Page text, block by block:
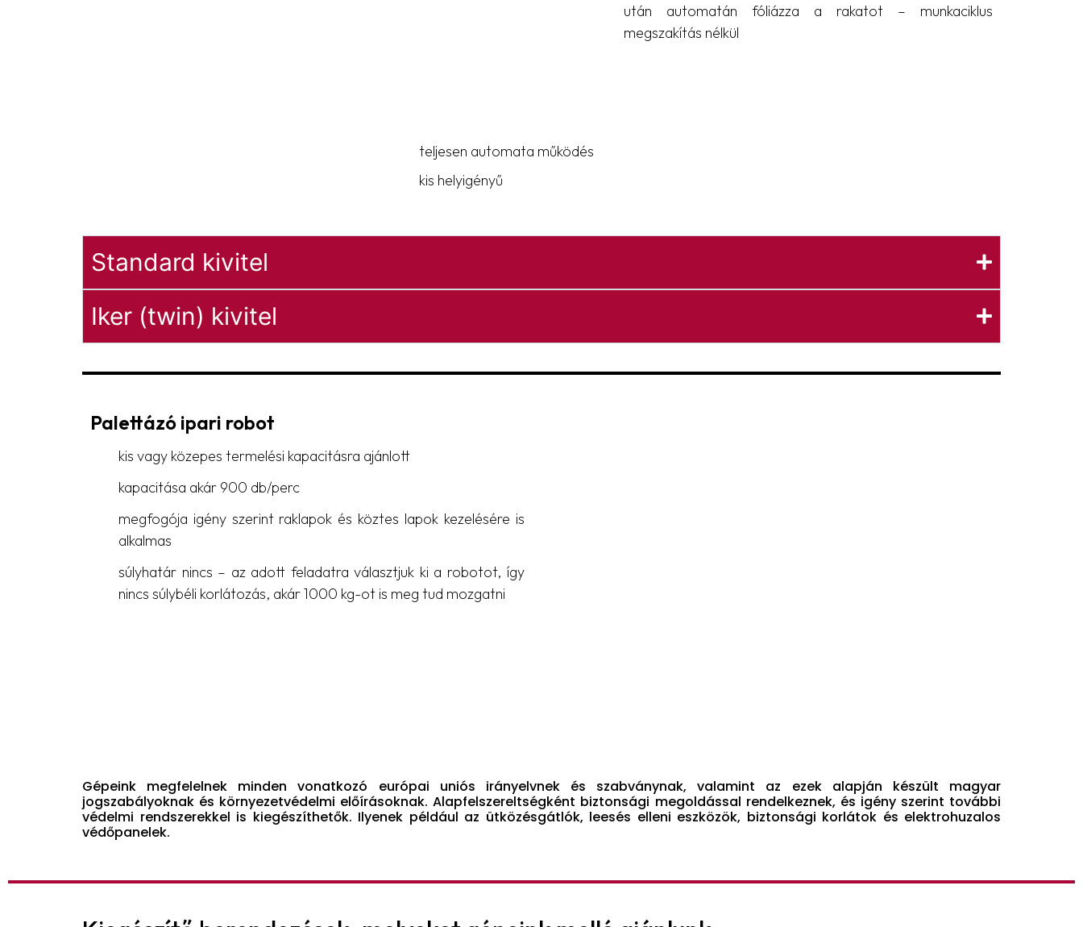
után automatán fóliázza a rakatot – munkaciklus
megszakítás nélkül
teljesen automata működés
kis helyigényű
Standard kivitel
Iker (twin) kivitel
Palettázó ipari robot
kis vagy közepes termelési kapacitásra ajánlott
kapacitása akár 900 db/perc
megfogója igény szerint raklapok és köztes lapok kezelésére is
alkalmas
súlyhatár nincs – az adott feladatra választjuk ki a robotot, így
nincs súlybéli korlátozás, akár 1000 kg-ot is meg tud mozgatni
Gépeink megfelelnek minden vonatkozó európai uniós irányelvnek és szabványnak, valamint az ezek alapján készült magyar
jogszabályoknak és környezetvédelmi előírásoknak. Alapfelszereltségként biztonsági megoldással rendelkeznek, és igény szerint további
védelmi rendszerekkel is kiegészíthetők. Ilyenek például az ütközésgátlók, leesés elleni eszközök, biztonsági korlátok és elektrohuzalos
védőpanelek.